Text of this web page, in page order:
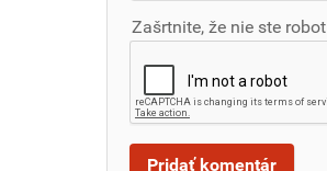
Zašrtnite, že nie ste robot